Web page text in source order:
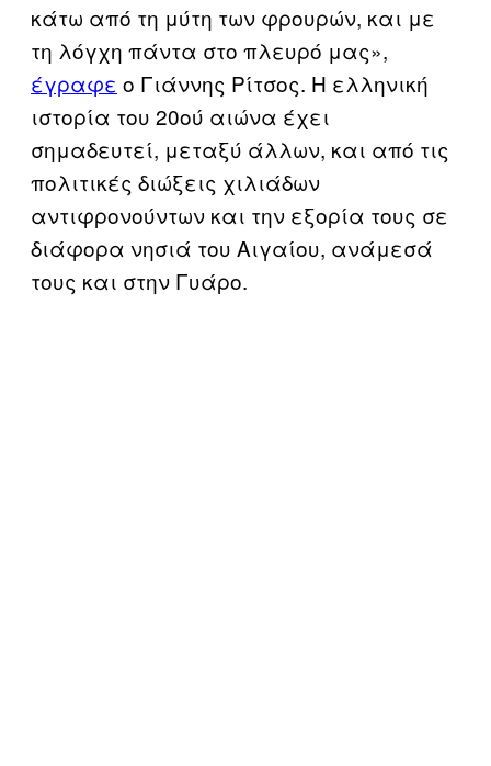
κάτω από τη μύτη των φρουρών, και με
τη λόγχη πάντα στο πλευρό μας»,
έγραφε ο Γιάννης Ρίτσος. Η ελληνική
ιστορία του 20ού αιώνα έχει
σημαδευτεί, μεταξύ άλλων, και από τις
πολιτικές διώξεις χιλιάδων
αντιφρονούντων και την εξορία τους σε
διάφορα νησιά του Αιγαίου, ανάμεσά
τους και στην Γυάρο.